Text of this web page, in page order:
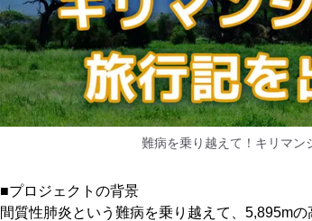
難病を乗り越えて！キリマン
■プロジェクトの背景
間質性肺炎という難病を乗り越えて、5,895m